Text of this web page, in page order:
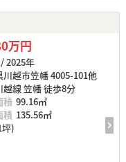
万円
2025年
川越市笠幡 4005-101他
越線 笠幡 徒歩8分
積 99.16㎡
積 135.56㎡
)